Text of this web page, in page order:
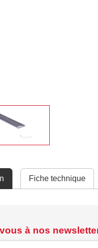
Fiche technique
à nos